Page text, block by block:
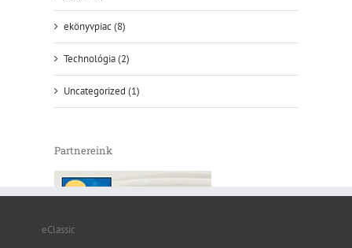
ekönyvpiac (8)
Technológia (2)
Uncategorized (1)
Partnereink
eClassic